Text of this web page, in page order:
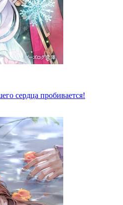
сердца пробивается!